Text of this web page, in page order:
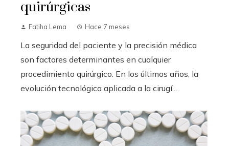
quirúrgicas
Fatiha Lema Hace 7 meses
La seguridad del paciente y la precisión médica
son factores determinantes en cualquier
procedimiento quirúrgico. En los últimos años, la
evolución tecnológica aplicada a la cirugí...